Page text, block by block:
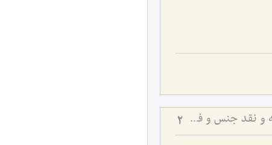
نقد مبانی جوهریت و حرکت جوهریه - تبیین حقیقت وجود به مثابه فعلیت محضه و نقد جنس و فصل 2